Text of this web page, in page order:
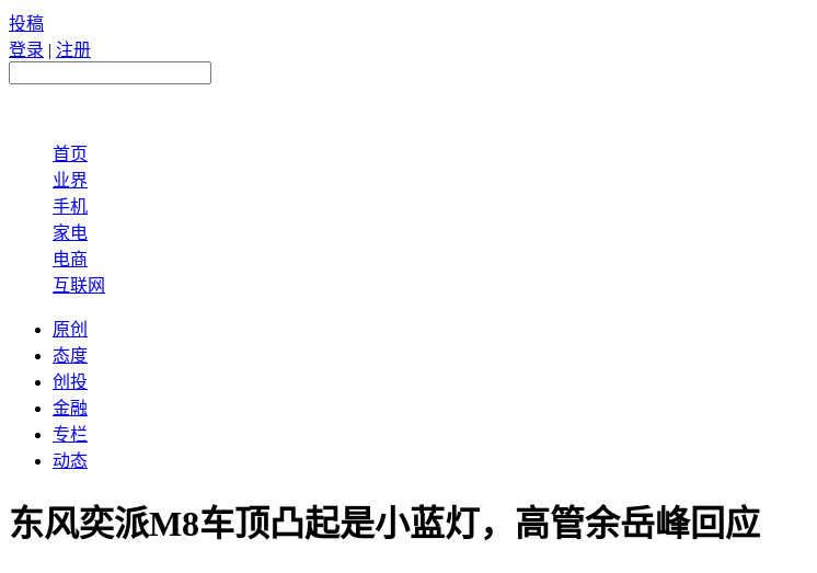
投稿
登录 | 注册
首页
业界
手机
家电
电商
互联网
原创
态度
创投
金融
专栏
动态
东风奕派M8车顶凸起是小蓝灯，高管余岳峰回应